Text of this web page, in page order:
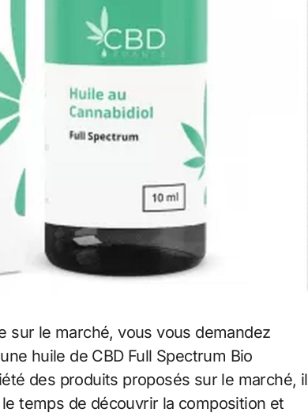
sur le marché, vous vous demandez
huile de CBD Full Spectrum Bio
des produits proposés sur le marché, il
temps de découvrir la composition et